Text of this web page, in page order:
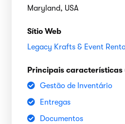
Maryland, USA
Sítio Web
Legacy Krafts & Event
Principais características
Gestão de Inventário
Entregas
Documentos